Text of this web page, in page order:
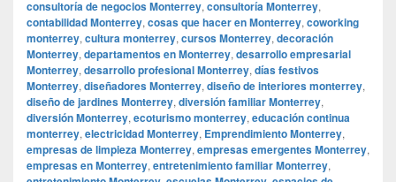
consultoría de negocios Monterrey, consultoría Monterrey,
contabilidad Monterrey, cosas que hacer en Monterrey, coworking
monterrey, cultura monterrey, cursos Monterrey, decoración
Monterrey, departamentos en Monterrey, desarrollo empresarial
Monterrey, desarrollo profesional Monterrey, días festivos
Monterrey, diseñadores Monterrey, diseño de interiores monterrey,
diseño de jardines Monterrey, diversión familiar Monterrey,
diversión Monterrey, ecoturismo monterrey, educación continua
monterrey, electricidad Monterrey, Emprendimiento Monterrey,
empresas de limpieza Monterrey, empresas emergentes Monterrey,
empresas en Monterrey, entretenimiento familiar Monterrey,